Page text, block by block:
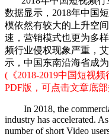
数据显示，2018年中国
模依然有较大的上升空
速，营销模式也更为多
频行业侵权现象严重，
示，中国东南沿海省成
(《2018-2019中国短视
PDF版，可点击文章底
In 2018, the
industry has accelerated.
number of short Video